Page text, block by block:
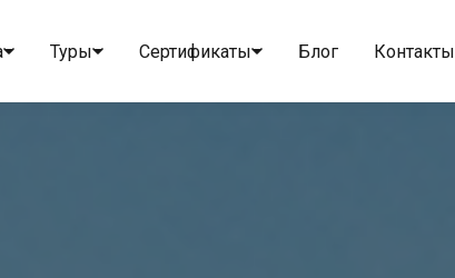
Туры Сертификаты Блог Контакты